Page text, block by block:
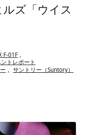
ズ「ウイス
F-01F ,
トレポート
, サントリー（Suntory）